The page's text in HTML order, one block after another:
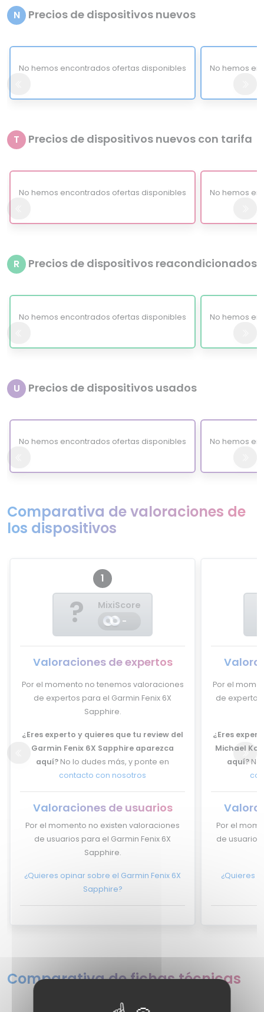
N Precios de dispositivos nuevos
No hemos encontrados ofertas disponibles No hemos
T Precios de dispositivos nuevos con tarifa
No hemos encontrados ofertas disponibles No hemos
R Precios de dispositivos reacondicionados
No hemos encontrados ofertas disponibles No hemos
U Precios de dispositivos usados
No hemos encontrados ofertas disponibles No hemos
Comparativa de valoraciones de
los dispositivos
1
?
MixiScore
-
Valoraciones de expertos
Por el momento no tenemos valoraciones
de expertos para el Garmin Fenix 6X
Sapphire.
¿Eres experto y quieres que tu review del
Garmin Fenix 6X Sapphire aparezca
aquí? No lo dudes más, y ponte en
contacto con nosotros
Valoraciones de usuarios
Por el momento no existen valoraciones
de usuarios para el Garmin Fenix 6X
Sapphire.
¿Quieres opinar sobre el Garmin Fenix 6X
Sapphire?
Por el
de expertos
¿Eres
Michael
aquí?
Por el
de usuarios
¿Quieres
Comparativa de fichas técnicas